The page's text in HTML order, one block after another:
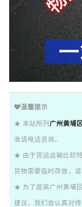
温馨提示
★ 本站所列 广州黄埔
准请电话咨询。
★ 由于货运运输比较
货物需要临时存放，
★ 为了提高广州黄埔
建议，我们会认真对